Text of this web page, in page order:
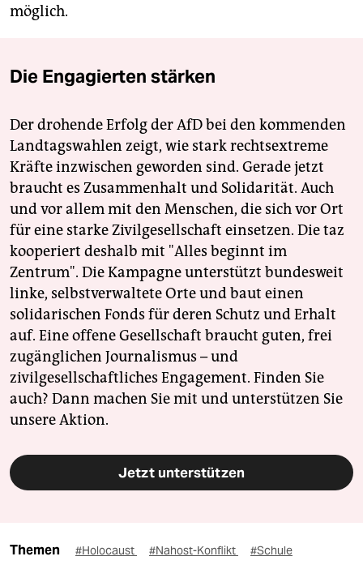
möglich.
Die Engagierten stärken
Der drohende Erfolg der AfD bei den kommenden
Landtagswahlen zeigt, wie stark rechtsextreme
Kräfte inzwischen geworden sind. Gerade jetzt
braucht es Zusammenhalt und Solidarität. Auch
und vor allem mit den Menschen, die sich vor Ort
für eine starke Zivilgesellschaft einsetzen. Die taz
kooperiert deshalb mit "Alles beginnt im
Zentrum". Die Kampagne unterstützt bundesweit
linke, selbstverwaltete Orte und baut einen
solidarischen Fonds für deren Schutz und Erhalt
auf. Eine offene Gesellschaft braucht guten, frei
zugänglichen Journalismus – und
zivilgesellschaftliches Engagement. Finden Sie
auch? Dann machen Sie mit und unterstützen Sie
unsere Aktion.
Jetzt unterstützen
Themen #Holocaust #Nahost-Konflikt #Schule